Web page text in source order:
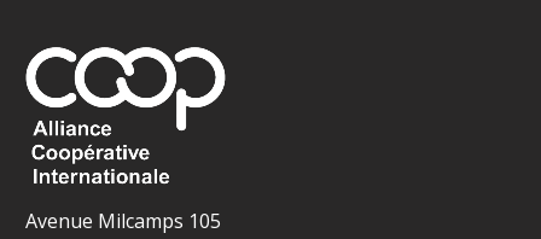
Avenue Milcamps 105